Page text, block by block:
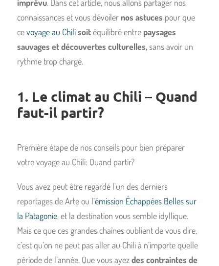
imprévu. Dans cet article, nous allons partager nos
connaissances et vous dévoiler nos astuces pour que
ce voyage au Chili soit équilibré entre paysages
sauvages et découvertes culturelles, sans avoir un
rythme trop chargé.
1. Le climat au Chili – Quand
faut-il partir?
Première étape de nos conseils pour bien préparer
votre voyage au Chili: Quand partir?
Vous avez peut être regardé l’un des derniers
reportages de Arte ou l‘émission Échappées Belles sur
la Patagonie, et la destination vous semble idyllique.
Mais ce que ces grandes chaînes oublient de vous dire,
c’est qu’on ne peut pas aller au Chili à n’importe quelle
période de l’année. Que vous ayezdes contraintes de